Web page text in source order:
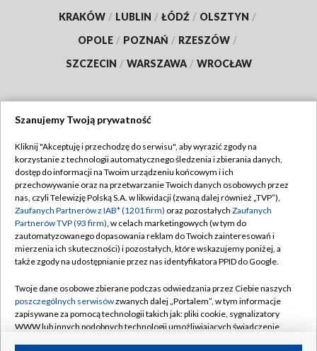
KRAKÓW / LUBLIN / ŁÓDŹ / OLSZTYN /
OPOLE / POZNAŃ / RZESZÓW /
SZCZECIN / WARSZAWA / WROCŁAW
TVP
Abonament TVP
Emisja w TVP
Centrum informacji TVP
Naziemna Telewizja Cyfrowa
Rada Programowa
System NOS
Informacje o nadawcy
Regulamin TVP
Polityka prywatności
Moje zgody
Pomoc
Kontakt
Kanały
Szanujemy Twoją prywatność
Kliknij "Akceptuję i przechodzę do serwisu", aby wyrazić zgody na
korzystanie z technologii automatycznego śledzenia i zbierania danych,
dostęp do informacji na Twoim urządzeniu końcowym i ich
przechowywanie oraz na przetwarzanie Twoich danych osobowych przez
nas, czyli Telewizję Polską S.A. w likwidacji (zwaną dalej również „TVP”),
Zaufanych Partnerów z IAB* (1201 firm) oraz pozostałych Zaufanych
Partnerów TVP (93 firm), w celach marketingowych (w tym do
zautomatyzowanego dopasowania reklam do Twoich zainteresowań i
mierzenia ich skuteczności) i pozostałych, które wskazujemy poniżej, a
także zgody na udostępnianie przez nas identyfikatora PPID do Google.
Twoje dane osobowe zbierane podczas odwiedzania przez Ciebie naszych
poszczególnych serwisówzwanych dalej „Portalem”, w tym informacje
zapisywane za pomocą technologii takich jak: pliki cookie, sygnalizatory
WWW lub innych podobnych technologii umożliwiających świadczenie